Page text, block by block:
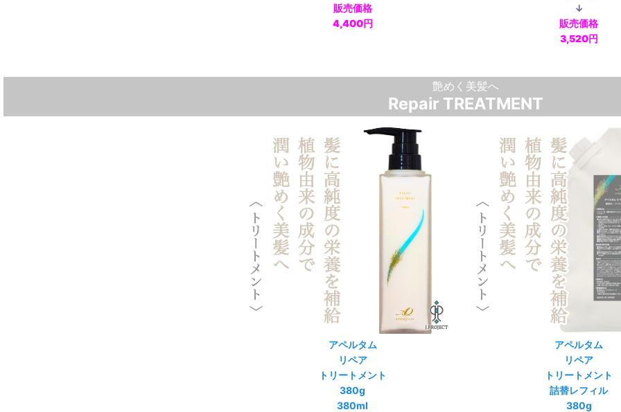
販売価格
4,400円
↓
販売価格
3,520円
艶めく美髪へ
Repair TREATMENT
アペルタム
リペア
トリートメント
380g
380ml
アペルタム
リペア
トリートメント
詰替レフィル
380g